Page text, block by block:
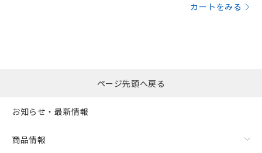
カートをみる
ページ先頭へ戻る
お知らせ・最新情報
商品情報